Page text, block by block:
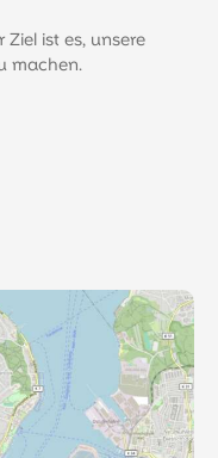
ist es, unsere
machen.